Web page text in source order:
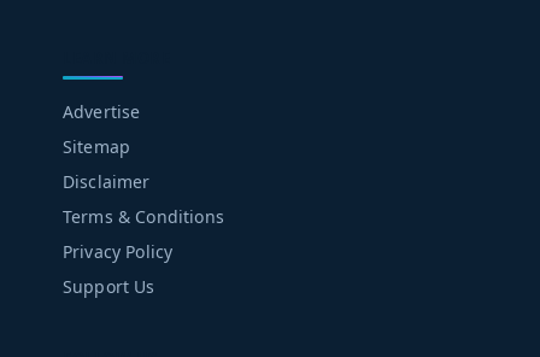
Advertise
Sitemap
Disclaimer
Terms & Conditions
Privacy Policy
Support Us